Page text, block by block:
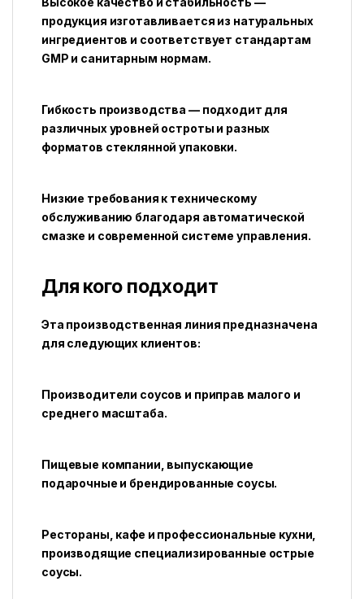
продукция изготавливается из натуральных
ингредиентов и соответствует стандартам
GMP и санитарным нормам.
Гибкость производства — подходит для
различных уровней остроты и разных
форматов стеклянной упаковки.
Низкие требования к техническому
обслуживанию благодаря автоматической
смазке и современной системе управления.
Для кого подходит
Эта производственная линия предназначена
для следующих клиентов:
Производители соусов и приправ малого и
среднего масштаба.
Пищевые компании, выпускающие
подарочные и брендированные соусы.
Рестораны, кафе и профессиональные кухни,
производящие специализированные острые
соусы.